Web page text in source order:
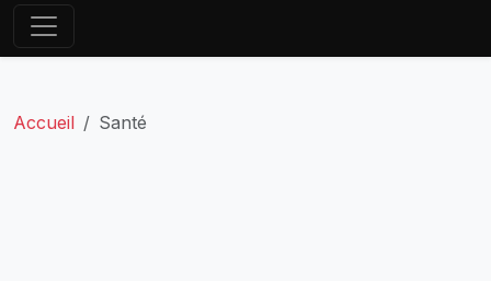
Accueil Santé